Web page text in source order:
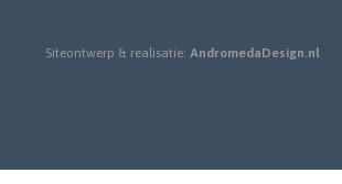
Siteontwerp & realisatie: AndromedaDesign.nl